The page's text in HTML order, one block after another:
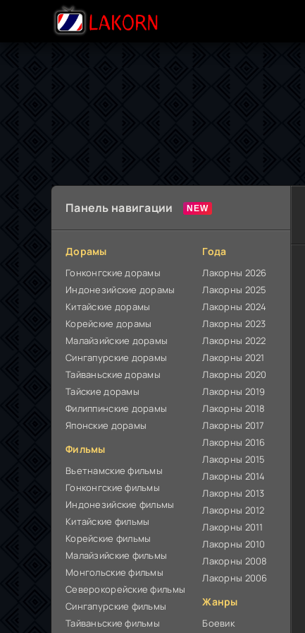
Панель навигации
Дорамы
Гонконгские дорамы
Индонезийские дорамы
Китайские дорамы
Корейские дорамы
Малайзийские дорамы
Сингапурские дорамы
Тайваньские дорамы
Тайские дорамы
Филиппинские дорамы
Японские дорамы
Фильмы
Вьетнамские фильмы
Гонконгские фильмы
Индонезийские фильмы
Китайские фильмы
Корейские фильмы
Малайзийские фильмы
Монгольские фильмы
Северокорейские фильмы
Сингапурские фильмы
Тайваньские фильмы
Года
Лакорны 2026
Лакорны 2025
Лакорны 2024
Лакорны 2023
Лакорны 2022
Лакорны 2021
Лакорны 2020
Лакорны 2019
Лакорны 2018
Лакорны 2017
Лакорны 2016
Лакорны 2015
Лакорны 2014
Лакорны 2013
Лакорны 2012
Лакорны 2011
Лакорны 2010
Лакорны 2008
Лакорны 2006
Жанры
Боевик